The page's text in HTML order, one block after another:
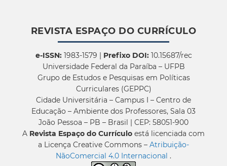
REVISTA ESPAÇO DO CURRÍCULO
e-ISSN:1983-1579 | Prefixo DOI:10.15687/rec
Universidade Federal da Paraíba – UFPB
Grupo de Estudos e Pesquisas em Políticas
Curriculares (GEPPC)
Cidade Universitária – Campus I – Centro de
Educação – Ambiente dos Professores, Sala 03
João Pessoa – PB – Brasil | CEP: 58051-900
A Revista Espaço do Currículo está licenciada com
a Licença Creative Commons – Atribuição-
NãoComercial 4.0 Internacional .